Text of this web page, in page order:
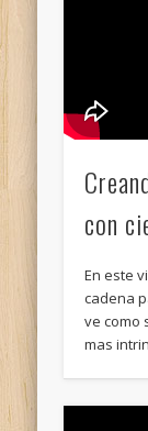
con
En este
cadena
ve como
mas